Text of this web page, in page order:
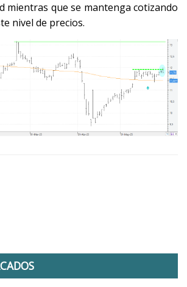
mientras que se mantenga cotizando
nivel de precios.